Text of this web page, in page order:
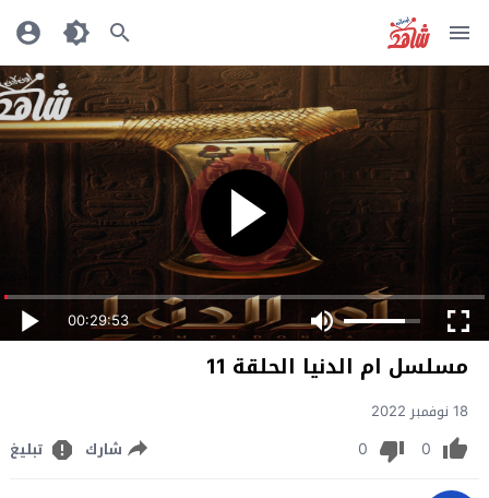
00:29:53
مسلسل ام الدنيا الحلقة 11
18 نوفمبر 2022
0
0 شارك تبليغ